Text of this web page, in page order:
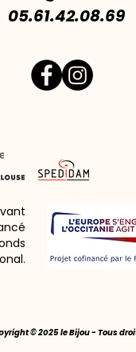
05.61.42.08.69
© 2025 le Bijou - Tous